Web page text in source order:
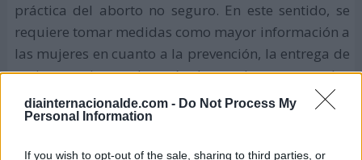
diainternacionalde.com - Do Not Process My
Personal Information
If you wish to opt-out of the sale, sharing to third parties, or
práctica del aborto no seguro. En este sentido, se
requiere tomar medidas como mayor información a
las mujeres en cuanto a la prevención, la entrega de
anticonceptivos y después de un aborto, tratar las
secuelas físicas y emocionales, que por lo general
sufren estas personas.
Esta organización, cuya labor es netamente